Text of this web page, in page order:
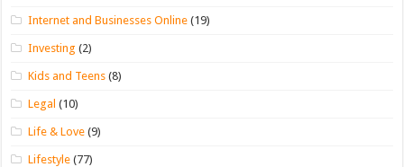
Internet and Businesses Online (19)
Investing (2)
Kids and Teens (8)
Legal (10)
Life & Love (9)
Lifestyle (77)